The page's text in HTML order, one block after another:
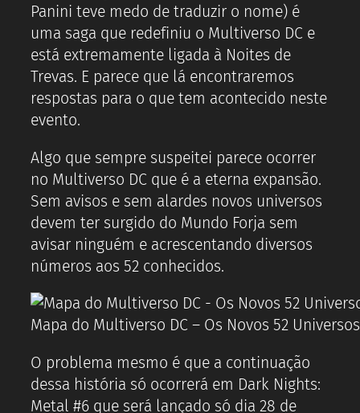
Panini teve medo de traduzir o nome) é
uma saga que redefiniu o Multiverso DC e
está extremamente ligada à Noites de
Trevas. E parece que lá encontraremos
respostas para o que tem acontecido neste
evento.
Algo que sempre suspeitei parece ocorrer
no Multiverso DC que é a eterna expansão.
Sem avisos e sem alardes novos universos
devem ter surgido do Mundo Forja sem
avisar ninguém e acrescentando diversos
números aos 52 conhecidos.
Mapa do Multiverso DC – Os Novos 52 Universos
O problema mesmo é que a continuação
dessa história só ocorrerá em Dark Nights:
Metal #6 que será lançado só dia 28 de